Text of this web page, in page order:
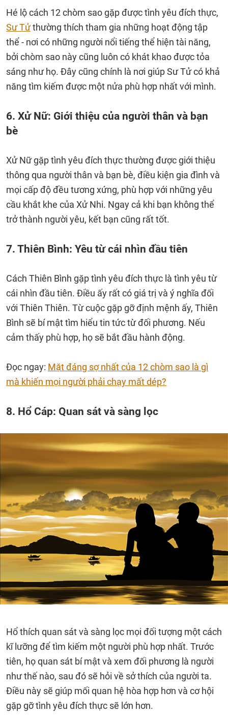
Hé lộ cách 12 chòm sao gặp được tình yêu đích thực,
Sư Tửthường thích tham gia những hoạt động tập
thể - nơi có những người nổi tiếng thể hiện tài năng,
bởi chòm sao này cũng luôn có khát khao được tỏa
sáng như họ. Đây cũng chính là nơi giúp Sư Tử có khả
năng tìm kiếm được một nửa phù hợp nhất với mình.
6. Xử Nữ: Giới thiệu của người thân và bạn
bè
Xử Nữ gặp tình yêu đích thực thường được giới thiệu
thông qua người thân và bạn bè, điều kiện gia đình và
mọi cấp độ đều tương xứng, phù hợp với những yêu
cầu khắt khe của Xử Nhi. Ngay cả khi bạn không thể
trở thành người yêu, kết bạn cũng rất tốt.
7. Thiên Bình: Yêu từ cái nhìn đầu tiên
Cách Thiên Bình gặp tình yêu đích thực là tình yêu từ
cái nhìn đầu tiên. Điều ấy rất có giá trị và ý nghĩa đối
với Thiên Thiên. Từ cuộc gặp gỡ định mệnh ấy, Thiên
Bình sẽ bí mật tìm hiểu tin tức từ đối phương. Nếu
cảm thấy phù hợp, họ sẽ bắt đầu hành động.
Đọc ngay: Mặt đáng sợ nhất của 12 chòm sao là gì
mà khiến mọi người phải chạy mất dép?
8. Hổ Cáp: Quan sát và sàng lọc
Hổ thích quan sát và sàng lọc mọi đối tượng một cách
kĩ lưỡng để tìm kiếm một người phù hợp nhất. Trước
tiên, họ quan sát bí mật và xem đối phương là người
như thế nào, sau đó sẽ hỏi về sở thích của người ta.
Điều này sẽ giúp mối quan hệ hòa hợp hơn và cơ hội
gặp gỡ tình yêu đích thực sẽ lớn hơn.